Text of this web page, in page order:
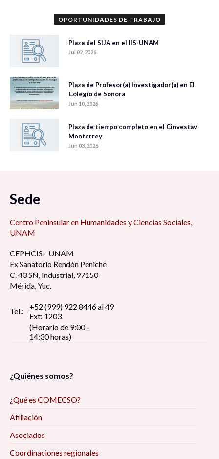
OPORTUNIDADES DE TRABAJO
Plaza del SIJA en el IIS-UNAM
Jul 02, 2026
Plaza de Profesor(a) Investigador(a) en El
Colegio de Sonora
Jun 10, 2026
Plaza de tiempo completo en el Cinvestav
Monterrey
Jun 03, 2026
Sede
Centro Peninsular en Humanidades y Ciencias Sociales,
UNAM
CEPHCIS - UNAM
Ex Sanatorio Rendón Peniche
C. 43 SN, Industrial, 97150
Mérida, Yuc.
Tel.:
+52 (999) 922 8446 al 49
Ext: 1203
(Horario de 9:00 -
14:30 horas)
¿Quiénes somos?
¿Qué es COMECSO?
Afiliación
Asociados
Coordinaciones regionales